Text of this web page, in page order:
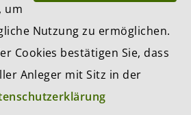
um
Nutzung zu ermöglichen.
Cookies bestätigen Sie, dass
Anleger mit Sitz in der